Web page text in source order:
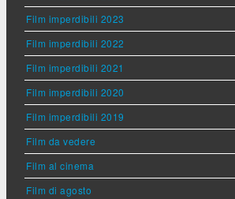
Film imperdibili 2023
Film imperdibili 2022
Film imperdibili 2021
Film imperdibili 2020
Film imperdibili 2019
Film da vedere
Film al cinema
Film di agosto